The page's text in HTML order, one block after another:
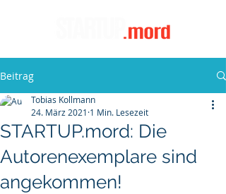
Beitrag
STARTUP.mord: Die
Autorenexemplare sind
angekommen!
Tobias Kollmann
24. März 2021 1 Min. Lesezeit